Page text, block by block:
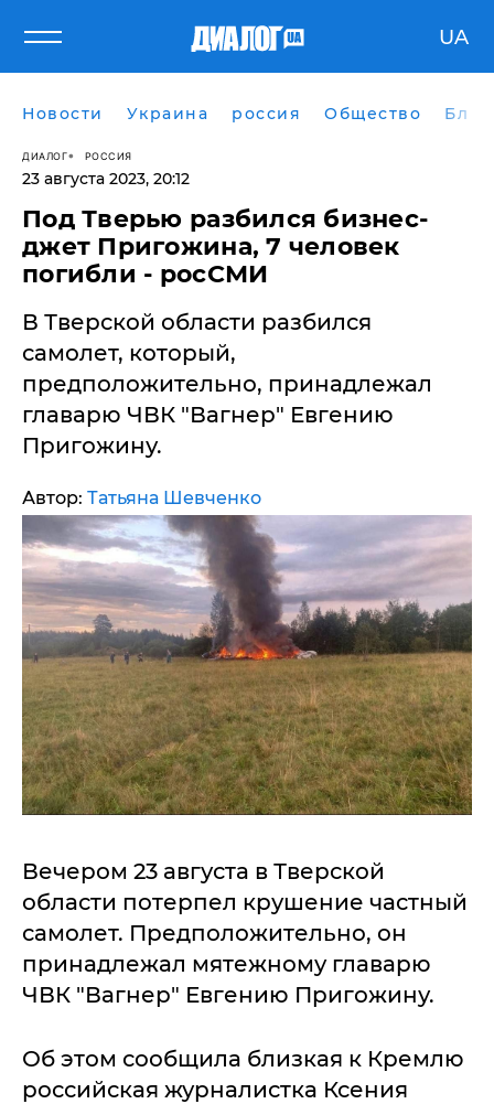
UA
Новости Украина россия Общество
ДИАЛОГ РОССИЯ
23 августа 2023, 20:12
​Под Тверью разбился бизнес-
джет Пригожина, 7 человек
погибли - росСМИ
В Тверской области разбился
самолет, который,
предположительно, принадлежал
главарю ЧВК "Вагнер" Евгению
Пригожину.
Автор: Татьяна Шевченко
Вечером 23 августа в Тверской
области потерпел крушение частный
самолет. Предположительно, он
принадлежал мятежному главарю
ЧВК "Вагнер" Евгению Пригожину.
Об этом сообщила близкая к Кремлю
российская журналистка Ксения